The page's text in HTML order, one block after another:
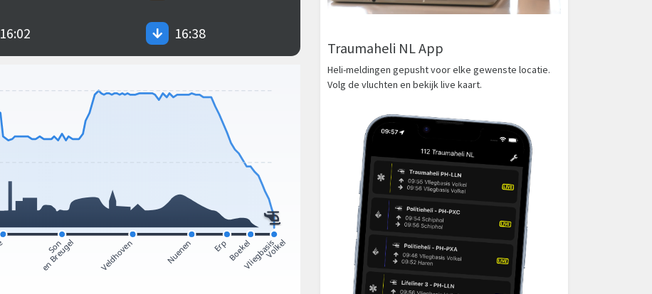
16:02 16:38
Traumaheli NL App
Heli-meldingen gepusht voor elke gewenste locatie.
Volg de vluchten en bekijk live kaart.